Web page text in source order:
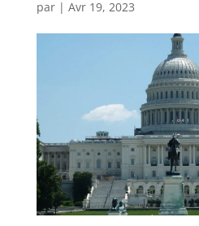
par | Avr 19, 2023